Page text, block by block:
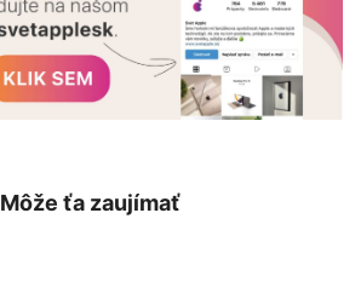
Môže ťa zaujímať